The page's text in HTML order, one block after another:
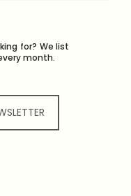
for? We list
month.